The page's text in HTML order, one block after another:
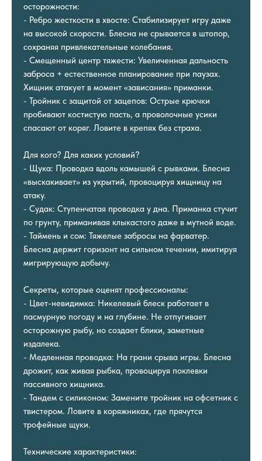
осторожности:
- Ребро жесткости в хвосте: Стабилизирует игру даже
на высокой скорости. Блесна не срывается в штопор,
сохраняя привлекательные колебания.
- Смещенный центр тяжести: Увеличенная дальность
заброса + естественное планирование при паузах.
Хищник атакует в момент «зависания» приманки.
- Тройник с защитой от зацепов: Острые крючки
пробивают костистую пасть, а проволочные усики
спасают от коряг. Ловите в крепях без страха.
Для кого? Для каких условий?
- Щука: Проводка вдоль камышей с рывками. Блесна
«выскакивает» из укрытий, провоцируя хищницу на
атаку.
- Судак: Ступенчатая проводка у дна. Приманка стучит
по грунту, приманивая клыкастого даже в мутной воде.
- Таймень и сом: Тяжелые забросы на фарватер.
Блесна держит горизонт на сильном течении, имитируя
мигрирующую добычу.
Секреты, которые оценят профессионалы:
- Цвет-невидимка: Никелевый блеск работает в
пасмурную погоду и на глубине. Не отпугивает
осторожную рыбу, но создает блики, заметные
издалека.
- Медленная проводка: На грани срыва игры. Блесна
дрожит, как живая рыбка, провоцируя поклевки
пассивного хищника.
- Тандем с силиконом: Замените тройник на офсетник с
твистером. Ловите в коряжниках, где прячутся
трофейные щуки.
Технические характеристики: